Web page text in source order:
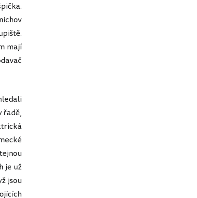
mají
řadě,
je už
jsou